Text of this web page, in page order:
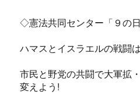
◇憲法共同センター「９の
ハマスとイスラエルの戦闘
市民と野党の共闘で大軍拡
変えよう!